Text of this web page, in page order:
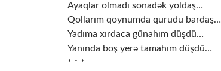
Ayaqlar olmadı sonadək yoldaş…
Qollarım qoynumda qurudu bardaş…
Yadıma xırdaca günahım düşdü…
Yanında boş yerə tamahım düşdü…
* * *